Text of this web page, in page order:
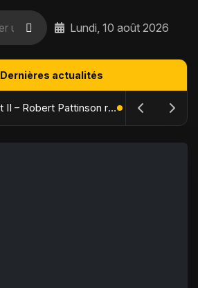
Lundi, 10 août 2026
Dernières actualités
The Batman : Part II – Robert Pattinson replonge dans les ténèbres de Gotham dès octobre 2027